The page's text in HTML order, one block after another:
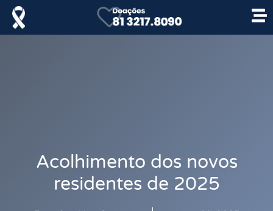
Acolhimento dos novos
residentes de 2025